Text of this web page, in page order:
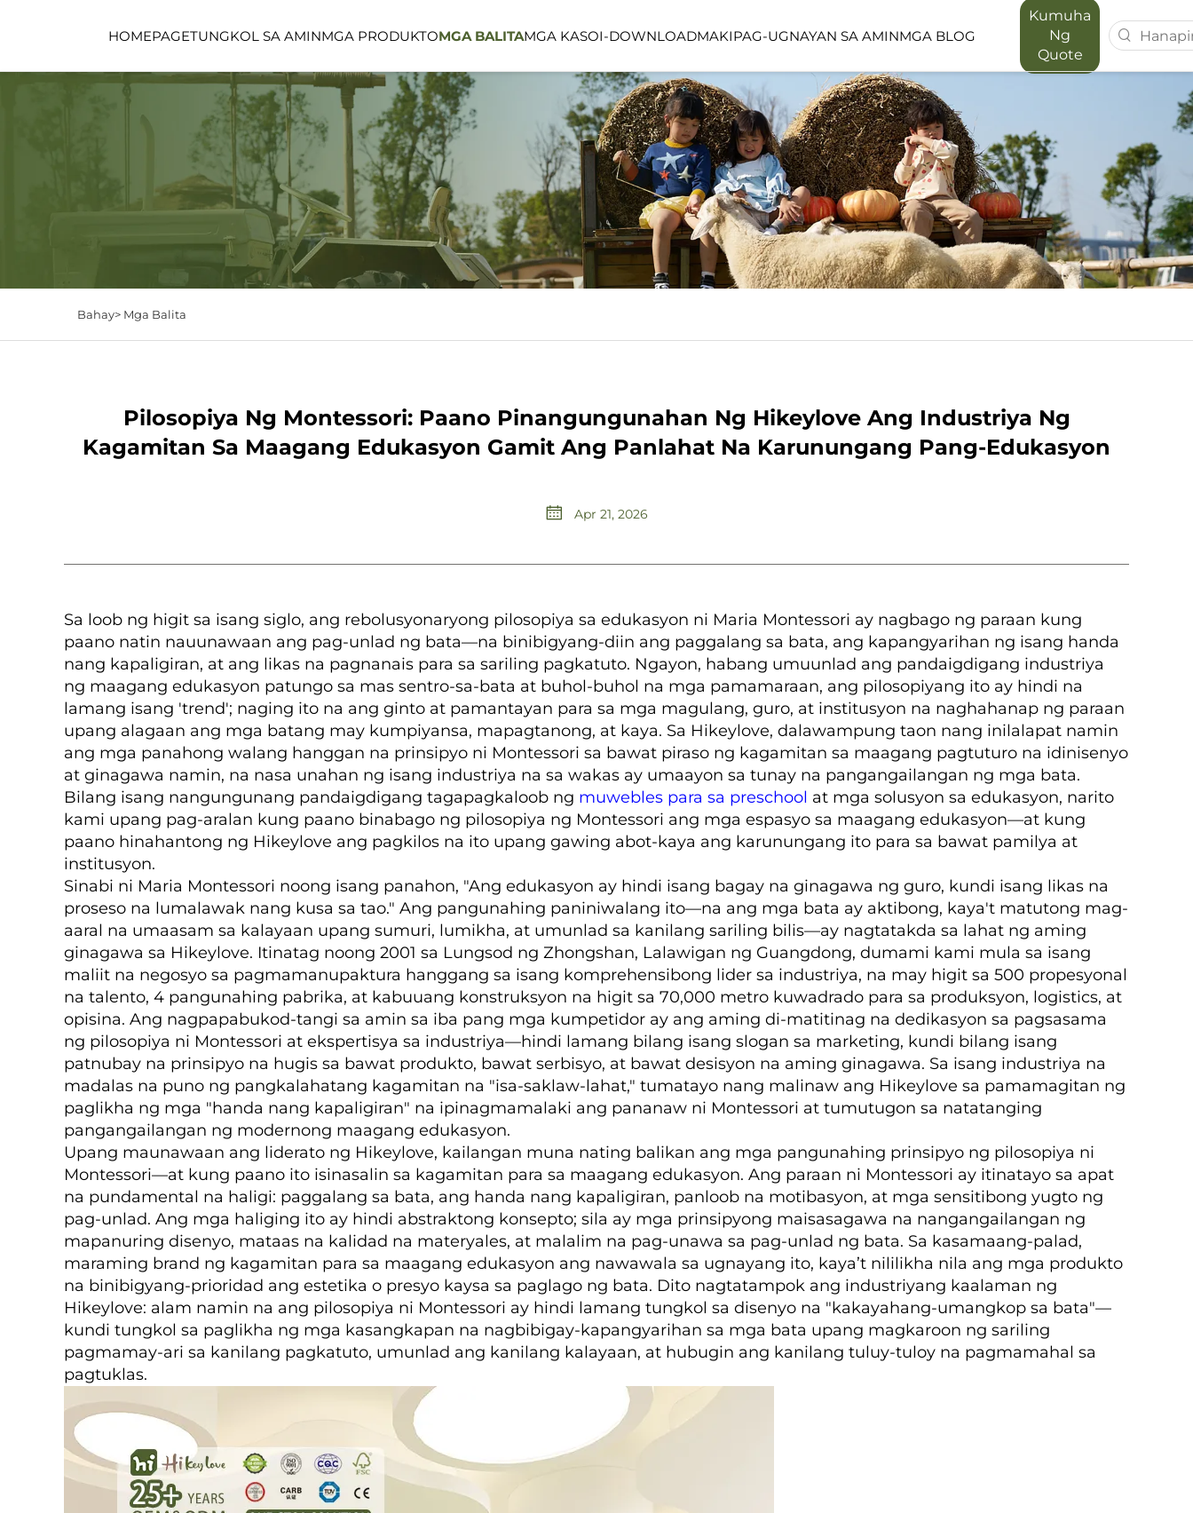
HOMEPAGETUNGKOL SA AMINMGA PRODUKTO
FUNCTION SPACE LINEA SERIES LUMIN FOREST SERIES MAPORA SERIES
CHILDCARE SPACE PUBLIKONG ESPASYO OUTDOOR SPACE
MGA BALITAMGA KASOI-DOWNLOADMAKIPAG-UGNAYAN SA AMINMGA BLOG
Kumuha
Ng
Quote
Bahay> Mga Balita
Pilosopiya Ng Montessori: Paano Pinangungunahan Ng Hikeylove Ang Industriya Ng
Kagamitan Sa Maagang Edukasyon Gamit Ang Panlahat Na Karunungang Pang-Edukasyon
Apr 21, 2026
Sa loob ng higit sa isang siglo, ang rebolusyonaryong pilosopiya sa edukasyon ni Maria Montessori ay nagbago ng paraan kung
paano natin nauunawaan ang pag-unlad ng bata—na binibigyang-diin ang paggalang sa bata, ang kapangyarihan ng isang handa
nang kapaligiran, at ang likas na pagnanais para sa sariling pagkatuto. Ngayon, habang umuunlad ang pandaigdigang industriya
ng maagang edukasyon patungo sa mas sentro-sa-bata at buhol-buhol na mga pamamaraan, ang pilosopiyang ito ay hindi na
lamang isang 'trend'; naging ito na ang ginto at pamantayan para sa mga magulang, guro, at institusyon na naghahanap ng paraan
upang alagaan ang mga batang may kumpiyansa, mapagtanong, at kaya. Sa Hikeylove, dalawampung taon nang inilalapat namin
ang mga panahong walang hanggan na prinsipyo ni Montessori sa bawat piraso ng kagamitan sa maagang pagtuturo na idinisenyo
at ginagawa namin, na nasa unahan ng isang industriya na sa wakas ay umaayon sa tunay na pangangailangan ng mga bata.
Bilang isang nangungunang pandaigdigang tagapagkaloob ng muwebles para sa preschool at mga solusyon sa edukasyon, narito
kami upang pag-aralan kung paano binabago ng pilosopiya ng Montessori ang mga espasyo sa maagang edukasyon—at kung
paano hinahantong ng Hikeylove ang pagkilos na ito upang gawing abot-kaya ang karunungang ito para sa bawat pamilya at
institusyon.
Sinabi ni Maria Montessori noong isang panahon, "Ang edukasyon ay hindi isang bagay na ginagawa ng guro, kundi isang likas na
proseso na lumalawak nang kusa sa tao." Ang pangunahing paniniwalang ito—na ang mga bata ay aktibong, kaya't matutong mag-
aaral na umaasam sa kalayaan upang sumuri, lumikha, at umunlad sa kanilang sariling bilis—ay nagtatakda sa lahat ng aming
ginagawa sa Hikeylove. Itinatag noong 2001 sa Lungsod ng Zhongshan, Lalawigan ng Guangdong, dumami kami mula sa isang
maliit na negosyo sa pagmamanupaktura hanggang sa isang komprehensibong lider sa industriya, na may higit sa 500 propesyonal
na talento, 4 pangunahing pabrika, at kabuuang konstruksyon na higit sa 70,000 metro kuwadrado para sa produksyon, logistics, at
opisina. Ang nagpapabukod-tangi sa amin sa iba pang mga kumpetidor ay ang aming di-matitinag na dedikasyon sa pagsasama
ng pilosopiya ni Montessori at ekspertisya sa industriya—hindi lamang bilang isang slogan sa marketing, kundi bilang isang
patnubay na prinsipyo na hugis sa bawat produkto, bawat serbisyo, at bawat desisyon na aming ginagawa. Sa isang industriya na
madalas na puno ng pangkalahatang kagamitan na "isa-saklaw-lahat," tumatayo nang malinaw ang Hikeylove sa pamamagitan ng
paglikha ng mga "handa nang kapaligiran" na ipinagmamalaki ang pananaw ni Montessori at tumutugon sa natatanging
pangangailangan ng modernong maagang edukasyon.
Upang maunawaan ang liderato ng Hikeylove, kailangan muna nating balikan ang mga pangunahing prinsipyo ng pilosopiya ni
Montessori—at kung paano ito isinasalin sa kagamitan para sa maagang edukasyon. Ang paraan ni Montessori ay itinatayo sa apat
na pundamental na haligi: paggalang sa bata, ang handa nang kapaligiran, panloob na motibasyon, at mga sensitibong yugto ng
pag-unlad. Ang mga haliging ito ay hindi abstraktong konsepto; sila ay mga prinsipyong maisasagawa na nangangailangan ng
mapanuring disenyo, mataas na kalidad na materyales, at malalim na pag-unawa sa pag-unlad ng bata. Sa kasamaang-palad,
maraming brand ng kagamitan para sa maagang edukasyon ang nawawala sa ugnayang ito, kaya’t nililikha nila ang mga produkto
na binibigyang-prioridad ang estetika o presyo kaysa sa paglago ng bata. Dito nagtatampok ang industriyang kaalaman ng
Hikeylove: alam namin na ang pilosopiya ni Montessori ay hindi lamang tungkol sa disenyo na "kakayahang-umangkop sa bata"—
kundi tungkol sa paglikha ng mga kasangkapan na nagbibigay-kapangyarihan sa mga bata upang magkaroon ng sariling
pagmamay-ari sa kanilang pagkatuto, umunlad ang kanilang kalayaan, at hubugin ang kanilang tuluy-tuloy na pagmamahal sa
pagtuklas.